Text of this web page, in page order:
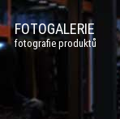
FOTOGALERIE
fotografie produktů